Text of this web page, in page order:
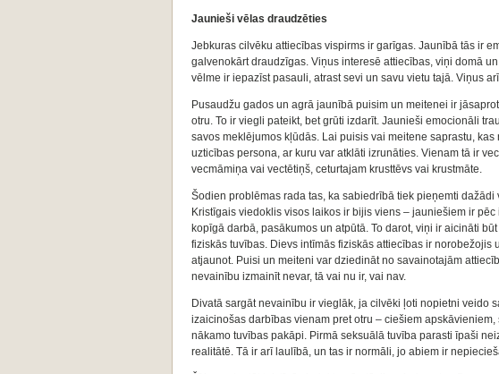
Jaunieši vēlas draudzēties
Jebkuras cilvēku attiecības vispirms ir garīgas. Jaunībā tās ir
galvenokārt draudzīgas. Viņus interesē attiecības, viņi domā
vēlme ir iepazīst pasauli, atrast sevi un savu vietu tajā. Viņus
Pusaudžu gados un agrā jaunībā puisim un meitenei ir
otru. To ir viegli pateikt, bet grūti izdarīt. Jaunieši emocionāli
savos meklējumos kļūdās. Lai puisis vai meitene saprastu,
uzticības persona, ar kuru var atklāti izrunāties. Vienam tā ir
vecmāmiņa vai vectētiņš, ceturtajam krusttēvs vai krustmāte.
Šodien problēmas rada tas, ka sabiedrībā tiek pieņemti
Kristīgais viedoklis visos laikos ir bijis viens – jauniešiem ir
kopīgā darbā, pasākumos un atpūtā. To darot, viņi ir aicināti
fiziskās tuvības. Dievs intīmās fiziskās attiecības ir
atjaunot. Puisi un meiteni var dziedināt no savainotajām
nevainību izmainīt nevar, tā vai nu ir, vai nav.
Divatā sargāt nevainību ir vieglāk, ja cilvēki ļoti nopietni veido
izaicinošas darbības vienam pret otru – ciešiem
nākamo tuvības pakāpi. Pirmā seksuālā tuvība parasti īpaši
realitātē. Tā ir arī laulībā, un tas ir normāli, jo abiem ir